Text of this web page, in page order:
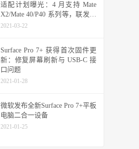
适配计划曝光：4 月支持 Mate
X2/Mate 40/P40 系列等，联发科
天玑机型可能无缘
2021-03-22
Surface Pro 7+ 获得首次固件更
新：修复屏幕刷新与 USB-C 接
口问题
2021-01-28
微软发布全新Surface Pro 7+平板
电脑二合一设备
2021-01-25